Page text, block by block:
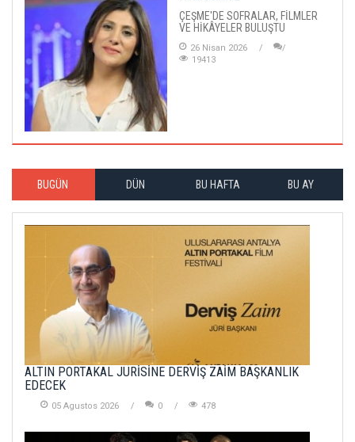
ÇEŞME'DE SOFRALAR, FİLMLER
VE HİKÂYELER BULUŞTU
26 Nisan 2026
19413
BUGÜN DÜN BU HAFTA BU AY
ALTIN PORTAKAL JÜRİSİNE DERVİŞ ZAİM BAŞKANLIK
EDECEK
05 Agustos 2026 0 478